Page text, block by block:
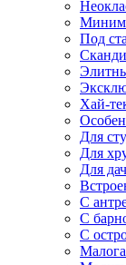
Под
Хай-
Для
Для
Для
С
С
С